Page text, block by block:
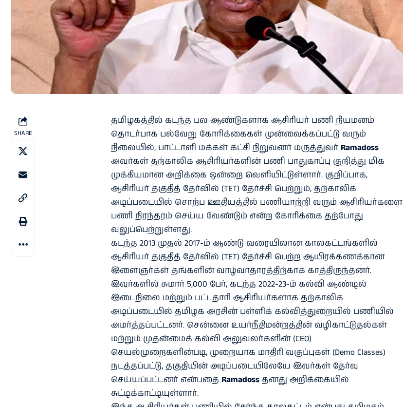
SHARE
தமிழகத்தில் கடந்த பல ஆண்டுகளாக ஆசிரியர் பணி நியமனம்
தொடர்பாக பல்வேறு கோரிக்கைகள் முன்வைக்கப்பட்டு வரும்
நிலையில், பாட்டாளி மக்கள் கட்சி நிறுவனர் மருத்துவர் Ramadoss
அவர்கள் தற்காலிக ஆசிரியர்களின் பணி பாதுகாப்பு குறித்து மிக
முக்கியமான அறிக்கை ஒன்றை வெளியிட்டுள்ளார். குறிப்பாக,
ஆசிரியர் தகுதித் தேர்வில் (TET) தேர்ச்சி பெற்றும், தற்காலிக
அடிப்படையில் சொற்ப ஊதியத்தில் பணியாற்றி வரும் ஆசிரியர்களை
பணி நிரந்தரம் செய்ய வேண்டும் என்ற கோரிக்கை தற்போது
வலுப்பெற்றுள்ளது.
கடந்த 2013 முதல் 2017-ம் ஆண்டு வரையிலான காலகட்டங்களில்
ஆசிரியர் தகுதித் தேர்வில் (TET) தேர்ச்சி பெற்ற ஆயிரக்கணக்கான
இளைஞர்கள் தங்களின் வாழ்வாதாரத்திற்காக காத்திருந்தனர்.
இவர்களில் சுமார் 5,000 பேர், கடந்த 2022-23-ம் கல்வி ஆண்டில்
இடைநிலை மற்றும் பட்டதாரி ஆசிரியர்களாக தற்காலிக
அடிப்படையில் தமிழக அரசின் பள்ளிக் கல்வித்துறையில் பணியில்
அமர்த்தப்பட்டனர். சென்னை உயர்நீதிமன்றத்தின் வழிகாட்டுதல்கள்
மற்றும் முதன்மைக் கல்வி அலுவலர்களின் (CEO)
செயல்முறைகளின்படி, முறையாக மாதிரி வகுப்புகள் (Demo Classes)
நடத்தப்பட்டு, தகுதியின் அடிப்படையிலேயே இவர்கள் தேர்வு
செய்யப்பட்டனர் என்பதை Ramadossதனது அறிக்கையில்
சுட்டிக்காட்டியுள்ளார்.